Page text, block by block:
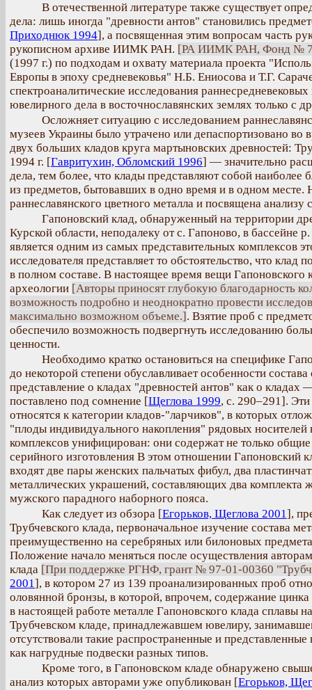
В отечественной литературе также существует
дела: лишь иногда "древности антов" становились
Приходнюк 1994], а посвященная этим вопросам часть
рукописном архиве ИИМК РАН. [РА ИИМК РАН, Фонд №
(1997 г.) по подходам и охвату материала проекта
Европы в эпоху средневековья" Н.Б. Ениосова и Т.Г.
спектроаналитические исследования
ювелирного дела в восточнославянских землях только с
Осложняет ситуацию с исследованием
музеев Украины было утрачено или депаспортизовано
двух больших кладов круга мартыновских древностей:
1994 г. [Гавритухин, Обломский 1996] — значительно
дела, тем более, что клады представляют собой наиболее
из предметов, бытовавших в одно время и в одном месте.
раннеславянского цветного металла и посвящена
Гапоновский клад, обнаруженный на территории
Курской области, неподалеку от с. Гапоново, в бассейне
является одним из самых представительных комплексов
исследователя представляет то обстоятельство, что
в полном составе. В настоящее время вещи Гапоновского
археологии [Авторы приносят глубокую благодарность
возможность подробно и неоднократно провести
максимально возможном объеме.]. Взятие проб с
обеспечило возможность подвергнуть исследованию
ценности.
Необходимо кратко остановиться на специфике
до некоторой степени обуславливает особенности
представление о кладах "древностей антов" как о
поставлено под сомнение [Щеглова 1999, с. 290–291].
относятся к категории кладов-"ларчиков", в которых
"плоды индивидуального накопления" рядовых
комплексов унифицирован: они содержат не только
серийного изготовления В этом отношении Гапоновский
входят две пары женских пальчатых фибул, два
металлических украшений, составляющих два комплекта
мужского парадного наборного пояса.
Как следует из обзора [Егорьков, Щеглова 2001],
Трубчевского клада, первоначальное изучение состава
преимущественно на серебряных или билоновых
Положение начало меняться после осуществления
клада [При поддержке РГНФ, грант № 97-01-00360
2001], в котором 27 из 139 проанализированных проб
оловянной бронзы, в которой, впрочем, содержание
в настоящей работе металле Гапоновского клада сплавы
Трубчевском кладе, принадлежавшем ювелиру,
отсутствовали такие распространенные и
как нагрудные подвески разных типов.
Кроме того, в Гапоновском кладе обнаружено
анализ которых авторами уже опубликован [Егорьков,